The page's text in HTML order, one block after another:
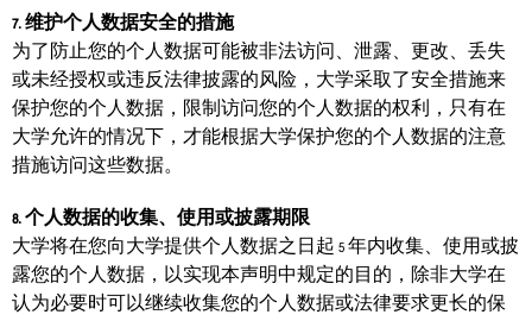
7. 维护个人数据安全的措施
为了防止您的个人数据可能被非法访问、泄露、更改、丢失
或未经授权或违反法律披露的风险，大学采取了安全措施来
保护您的个人数据，限制访问您的个人数据的权利，只有在
大学允许的情况下，才能根据大学保护您的个人数据的注意
措施访问这些数据。
8. 个人数据的收集、使用或披露期限
大学将在您向大学提供个人数据之日起 5 年内收集、使用或披
露您的个人数据，以实现本声明中规定的目的，除非大学在
认为必要时可以继续收集您的个人数据或法律要求更长的保